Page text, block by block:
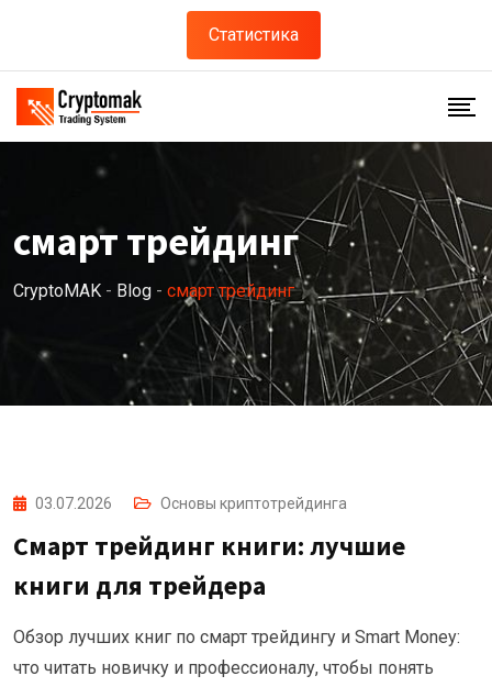
content
Статистика
смарт трейдинг
CryptoMAK - Blog - смарт трейдинг
03.07.2026 Основы криптотрейдинга
Смарт трейдинг книги: лучшие
книги для трейдера
Обзор лучших книг по смарт трейдингу и Smart Money:
что читать новичку и профессионалу, чтобы понять